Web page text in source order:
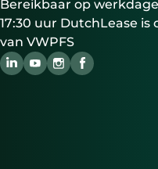
Bereikbaar op
17:30 uur DutchLease is
van VWPFS